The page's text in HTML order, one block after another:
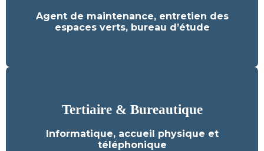
Agent de maintenance, entretien des
espaces verts, bureau d’étude
Découvrez nos formations
Tertiaire & Bureautique
Informatique, accueil physique et
téléphonique
Tertiaire & Bureautique
Découvrez nos formations